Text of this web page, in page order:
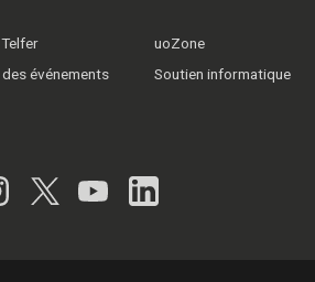
événements
uoZone
Soutien informatique
Instagram
Twitter
YouTubeLinkedIn